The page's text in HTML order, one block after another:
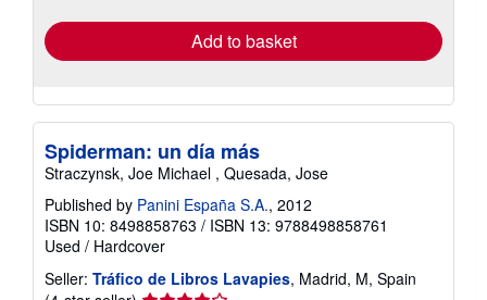
Add to basket
Spiderman: un día más
Straczynsk, Joe Michael , Quesada, Jose
Published by Panini España S.A., 2012
ISBN 10: 8498858763 / ISBN 13: 9788498858761
Used / Hardcover
Seller: Tráfico de Libros Lavapies, Madrid, M, Spain